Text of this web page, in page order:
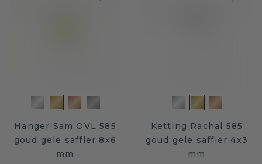
Hanger Sam OVL 585
goud gele saffier 8x6
mm
Ketting Rachal 585
goud gele saffier 4x3
mm